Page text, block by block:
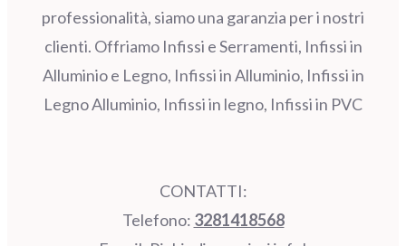
professionalità, siamo una garanzia per i nostri
clienti. Offriamo Infissi e Serramenti, Infissi in
Alluminio e Legno, Infissi in Alluminio, Infissi in
Legno Alluminio, Infissi in legno, Infissi in PVC
CONTATTI:
Telefono: 3281418568